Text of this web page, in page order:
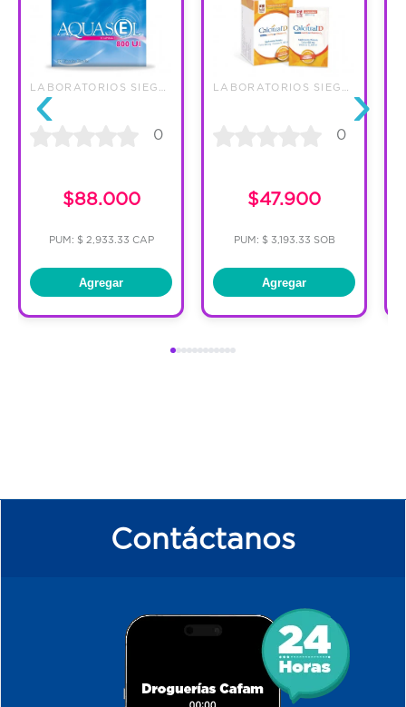
‹ 0
$88.000
PUM: $ 2,933.33 CAP
Agregar
0
$47.900
PUM: $ 3,193.33 SOB
Agregar
›
Contáctanos